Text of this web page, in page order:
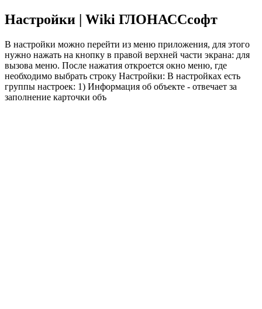
Настройки | Wiki ГЛОНАССсофт
В настройки можно перейти из меню приложения, для этого
нужно нажать на кнопку в правой верхней части экрана: для
вызова меню. После нажатия откроется окно меню, где
необходимо выбрать строку Настройки: В настройках есть
группы настроек: 1) Информация об объекте - отвечает за
заполнение карточки объ